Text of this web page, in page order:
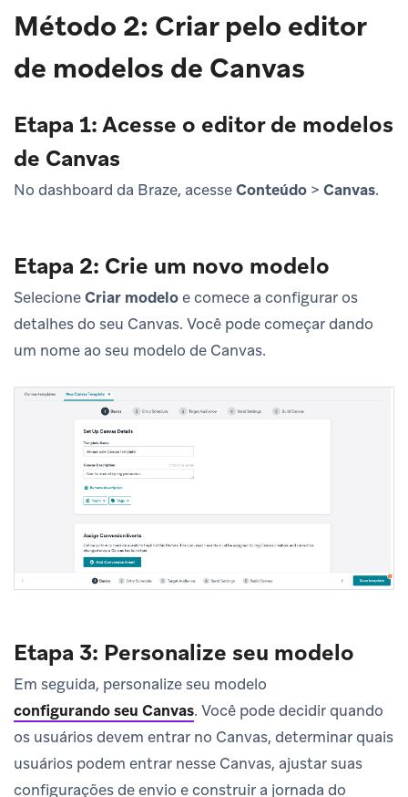
Método 2: Criar pelo editor
de modelos de Canvas
Etapa 1: Acesse o editor de modelos
de Canvas
No dashboard da Braze, acesseConteúdo > Canvas.
Etapa 2: Crie um novo modelo
SelecioneCriar modeloe comece a configurar os
detalhes do seu Canvas. Você pode começar dando
um nome ao seu modelo de Canvas.
Etapa 3: Personalize seu modelo
Em seguida, personalize seu modelo
configurando seu Canvas. Você pode decidir quando
os usuários devem entrar no Canvas, determinar quais
usuários podem entrar nesse Canvas, ajustar suas
configurações de envio e construir a jornada do